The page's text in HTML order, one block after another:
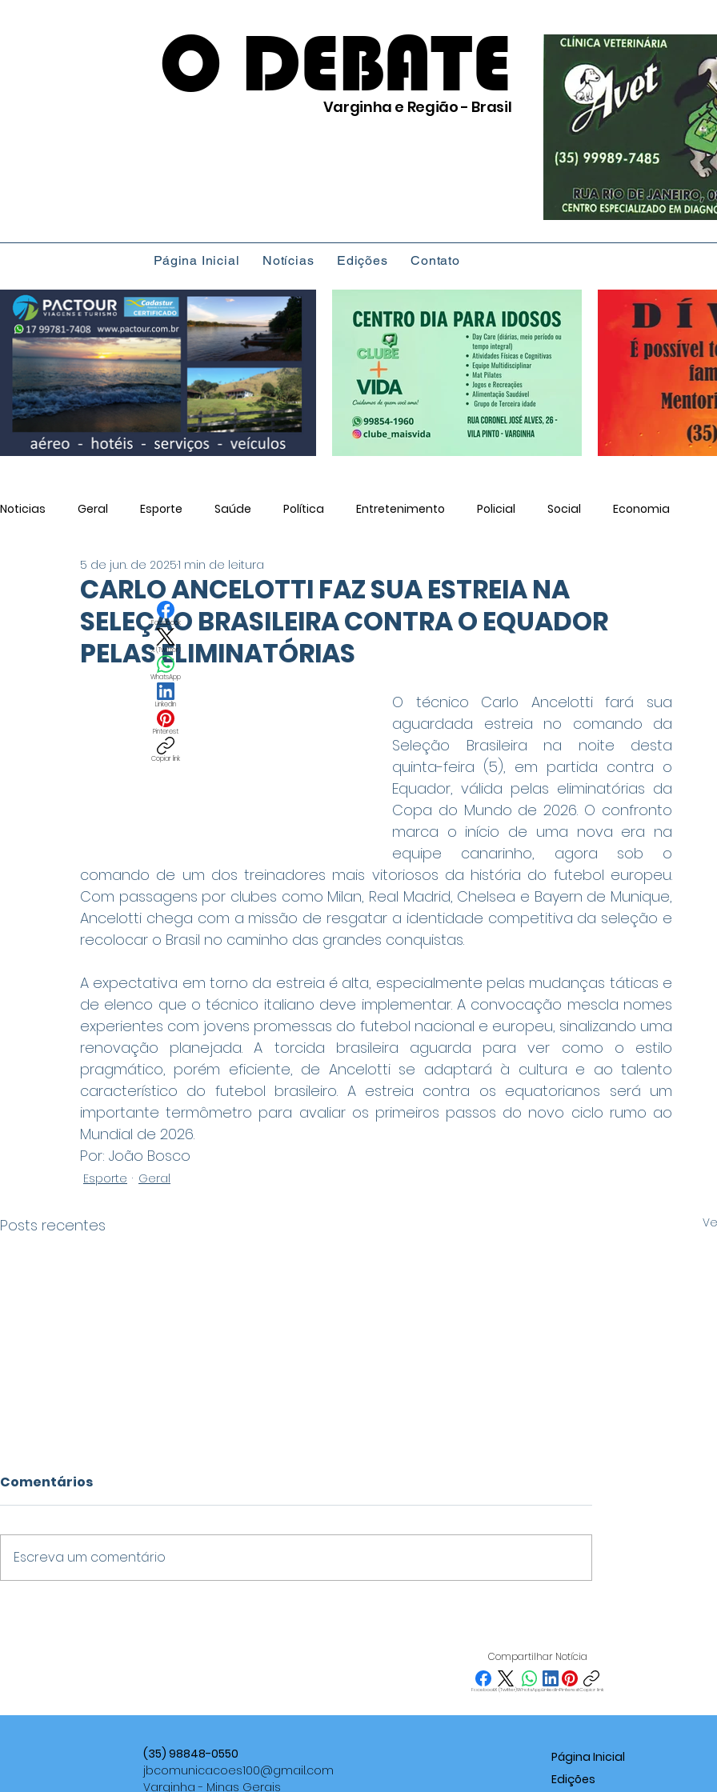
O DEBATE
Varginha e Região - Brasil
Página Inicial Notícias Edições Contato
Noticias Geral Esporte Saúde Política Entretenimento Policial Social Economia
Utilidade Pública
CARLO ANCELOTTI FAZ SUA ESTREIA NA
SELEÇÃO BRASILEIRA CONTRA O EQUADOR
PELAS ELIMINATÓRIAS
5 de jun. de 20251 min de leitura
O técnico Carlo Ancelotti fará sua
aguardada estreia no comando da
Seleção Brasileira na noite desta
quinta-feira (5), em partida contra o
Equador, válida pelas eliminatórias da
Copa do Mundo de 2026. O confronto
marca o início de uma nova era na
equipe canarinho, agora sob o
comando de um dos treinadores mais vitoriosos da história do futebol europeu.
Com passagens por clubes como Milan, Real Madrid, Chelsea e Bayern de Munique,
Ancelotti chega com a missão de resgatar a identidade competitiva da seleção e
recolocar o Brasil no caminho das grandes conquistas.
A expectativa em torno da estreia é alta, especialmente pelas mudanças táticas e
de elenco que o técnico italiano deve implementar. A convocação mescla nomes
experientes com jovens promessas do futebol nacional e europeu, sinalizando uma
renovação planejada. A torcida brasileira aguarda para ver como o estilo
pragmático, porém eficiente, de Ancelotti se adaptará à cultura e ao talento
característico do futebol brasileiro. A estreia contra os equatorianos será um
importante termômetro para avaliar os primeiros passos do novo ciclo rumo ao
Mundial de 2026.
Por: João Bosco
Esporte Geral
Posts recentes
POR SUSPEITA DE DESVIO
DE R$ 2,7 MILHÕES DOS
COFRES MUNICIPAIS
Comentários
Escreva um comentário
Facebook
X (Twitter)
WhatsApp
LinkedIn
Pinterest
Copiar link
Compartilhar Notícia
FacebookX (Twitter)WhatsAppLinkedInPinterestCopiar link
(35) 98848-0550
jbcomunicacoes100@gmail.com
Varginha - Minas Gerais
Página Inicial
Edições